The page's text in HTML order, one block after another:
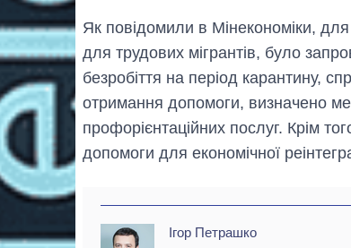
Як повідомили в Мінекономіки,
для трудових мігрантів, було
безробіття на період карантину,
отримання допомоги, визначено
профорієнтаційних послуг. Крім
допомоги для економічної
Ігор Петрашко